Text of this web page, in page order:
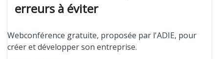
erreurs à éviter
Webconférence gratuite, proposée par l'ADIE, pour
créer et développer son entreprise.